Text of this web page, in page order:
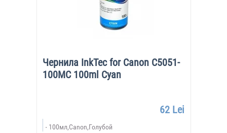
Чернила InkTec for Canon C5051-
100MC 100ml Cyan
62 Lei
100мл,Canon,Голубой